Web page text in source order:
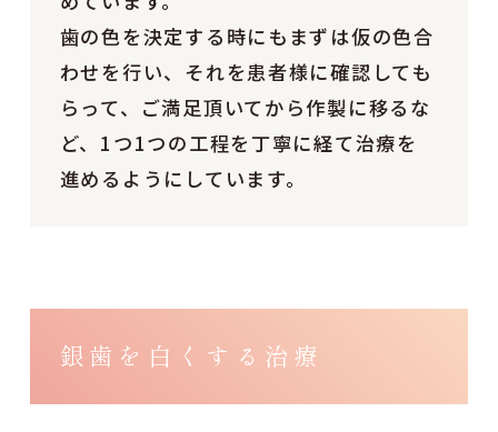
歯の色を決定する時にもまずは仮の色合
わせを行い、それを患者様に確認しても
らって、ご満足頂いてから作製に移るな
ど、1つ1つの工程を丁寧に経て治療を
進めるようにしています。
銀歯を白くする治療